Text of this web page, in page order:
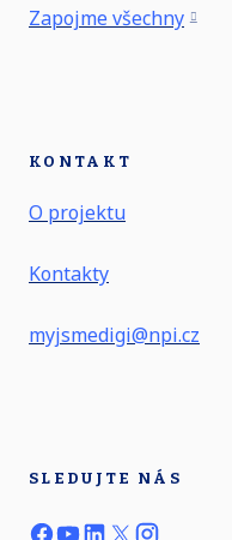
Zapojme všechny
KONTAKT
O projektu
Kontakty
myjsmedigi@npi.cz
SLEDUJTE NÁS